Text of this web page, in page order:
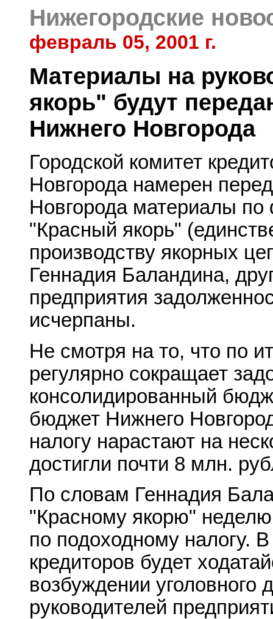
Нижегородские
февраль 05, 2001 г.
Материалы на
якорь" будут
Нижнего Новгорода
Городской комитет
Новгорода намерен
Новгорода материалы
"Красный якорь"
производству якорных
Геннадия Баландина,
предприятия
исчерпаны.
Не смотря на то, что по
регулярно сокращает
консолидированный
бюджет Нижнего
налогу нарастают на
достигли почти 8 млн.
По словам Геннадия
"Красному якорю"
по подоходному налогу.
кредиторов будет
возбуждении уголовного
руководителей